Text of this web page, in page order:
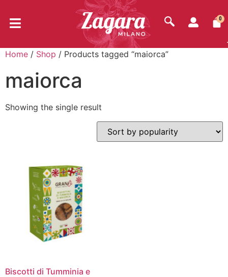
0
Home / Shop / Products tagged “maiorca”
maiorca
Showing the single result
Biscotti di Tumminia e